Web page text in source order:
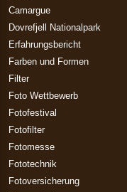
Camargue
Dovrefjell Nationalpark
Erfahrungsbericht
Farben und Formen
Filter
Foto Wettbewerb
Fotofestival
Fotofilter
Fotomesse
Fototechnik
Fotoversicherung